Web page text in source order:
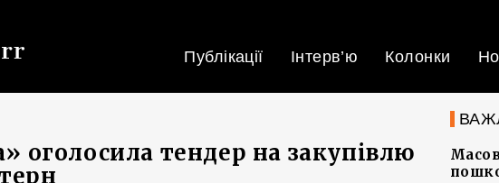
Публікації Інтерв’ю Колонки
оголосила тендер на закупівлю